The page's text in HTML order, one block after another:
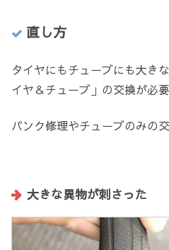
直し方
タイヤにもチューブにも大き
イヤ＆チューブ」の交換が必要
パンク修理やチューブのみの
大きな異物が刺さった